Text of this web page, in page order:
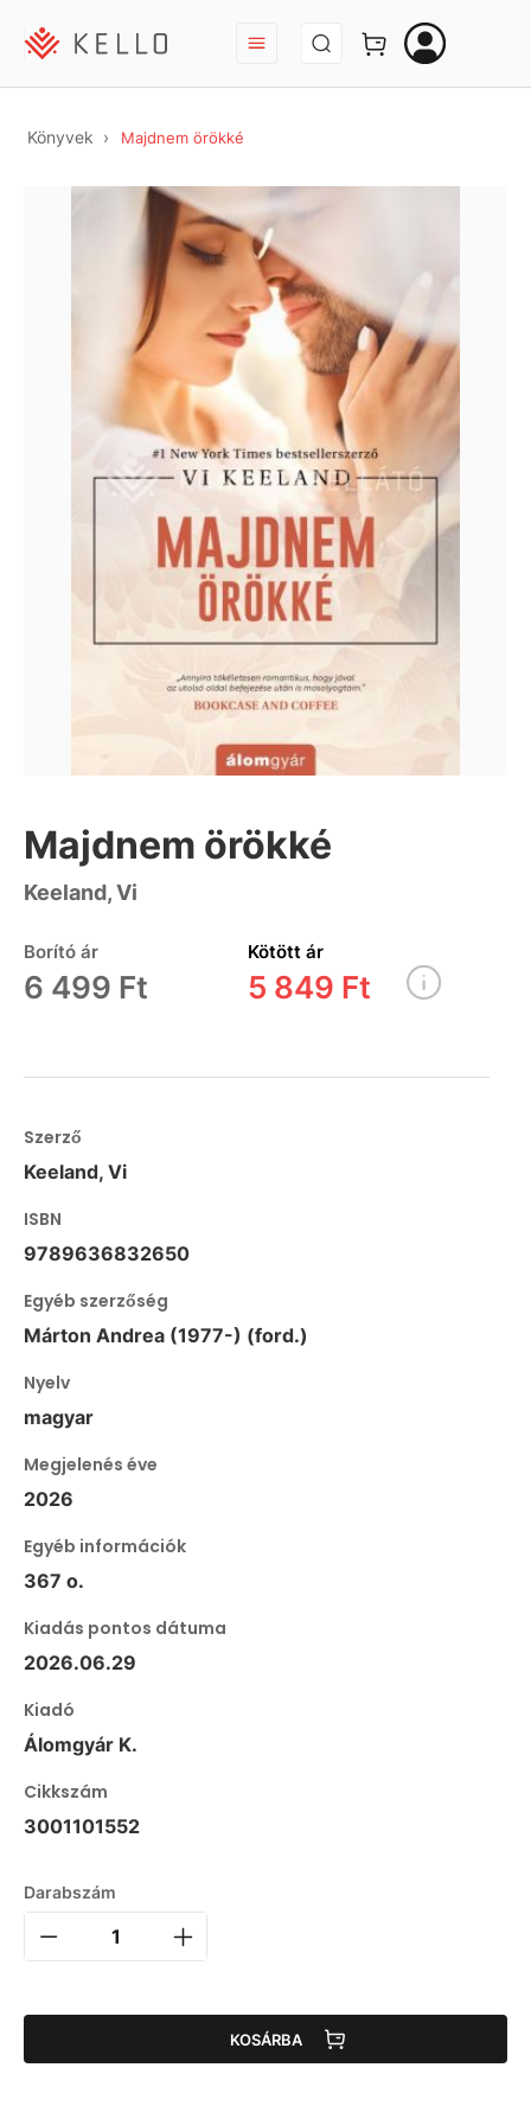
BEJELENTKEZÉS
Könyvek Majdnem örökké
Majdnem örökké
Keeland, Vi
Borító ár
6 499 Ft
Kötött ár
5 849 Ft
Szerző
Keeland, Vi
ISBN
9789636832650
Egyéb szerzőség
Márton Andrea (1977-) (ford.)
Nyelv
magyar
Megjelenés éve
2026
Egyéb információk
367 o.
Kiadás pontos dátuma
2026.06.29
Kiadó
Álomgyár K.
Cikkszám
3001101552
Darabszám